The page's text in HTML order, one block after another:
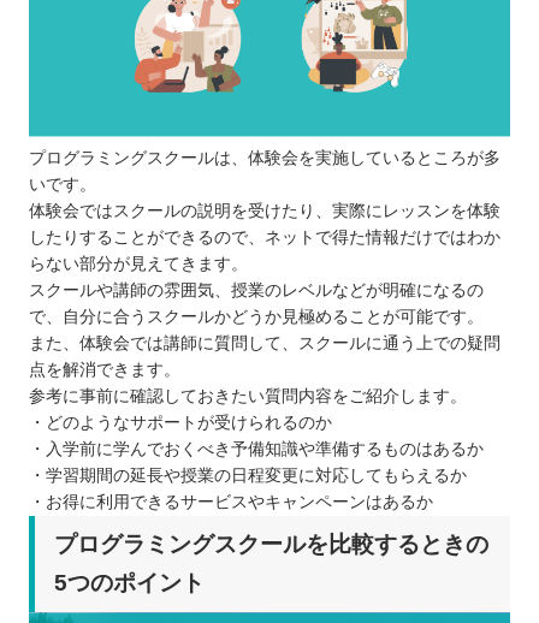
プログラミングスクールは、体験会を実施しているところが多
いです。
体験会ではスクールの説明を受けたり、実際にレッスンを体験
したりすることができるので、ネットで得た情報だけではわか
らない部分が見えてきます。
スクールや講師の雰囲気、授業のレベルなどが明確になるの
で、自分に合うスクールかどうか見極めることが可能です。
また、体験会では講師に質問して、スクールに通う上での疑問
点を解消できます。
参考に事前に確認しておきたい質問内容をご紹介します。
・どのようなサポートが受けられるのか
・入学前に学んでおくべき予備知識や準備するものはあるか
・学習期間の延長や授業の日程変更に対応してもらえるか
・お得に利用できるサービスやキャンペーンはあるか
プログラミングスクールを比較するときの
5つのポイント